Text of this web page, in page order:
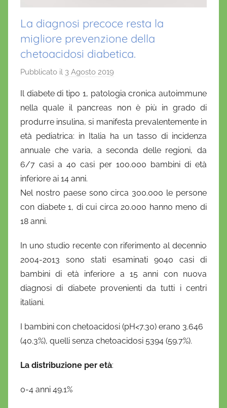
La diagnosi precoce resta la
migliore prevenzione della
chetoacidosi diabetica.
Pubblicato il 3 Agosto 2019
D
a
n
i
e
D
'
o
f
Il diabete di tipo 1, patologia cronica autoimmune
nella quale il pancreas non è più in grado di
produrre insulina, si manifesta prevalentemente in
età pediatrica: in Italia ha un tasso di incidenza
annuale che varia, a seconda delle regioni, da
6/7 casi a 40 casi per 100.000 bambini di età
inferiore ai 14 anni.
Nel nostro paese sono circa 300.000 le persone
con diabete 1, di cui circa 20.000 hanno meno di
18 anni.
In uno studio recente con riferimento al decennio
2004-2013 sono stati esaminati 9040 casi di
bambini di età inferiore a 15 anni con nuova
diagnosi di diabete provenienti da tutti i centri
italiani.
I bambini con chetoacidosi (pH<7.30) erano 3.646
(40.3%), quelli senza chetoacidosi 5394 (59.7%).
La distribuzione per età:
0-4 anni 49.1%